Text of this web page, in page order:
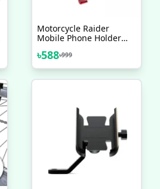
Motorcycle Raider
Mobile Phone Holder
Mobile Phone Holder
Adjustable Bike
৳588৳999